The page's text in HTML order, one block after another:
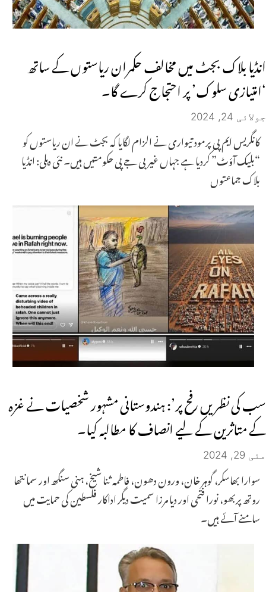
انڈیا بلاک بجٹ میں مخالف حکمران ریاستوں کے ساتھ
‘امتیازی سلوک’ پر احتجاج کرے گا۔
جولائی 24, 2024
کانگریس ایم پی پرمود تیواری نے الزام لگایا کہ بجٹ نے ان ریاستوں کو
“بلیک آؤٹ” کردیا ہے جہاں غیر بی جے پی حکومتیں ہیں۔ نئی دہلی: انڈیا
بلاک جماعتوں
سب کی نظریں رفح پر’: ہندوستانی مشہور شخصیات نے غزہ
کے متاثرین کے لیے انصاف کا مطالبہ کیا۔
مئی 29, 2024
سوارا بھاسکر، گوہر خان، ورون دھون، فاطمہ ثنا شیخ، ہنی سنگھ اور سمانتھا
روتھ پربھو، نورا فتحی اور دیا مرزا سمیت دیگر اداکار فلسطین کی حمایت میں
سامنے آئے ہیں۔